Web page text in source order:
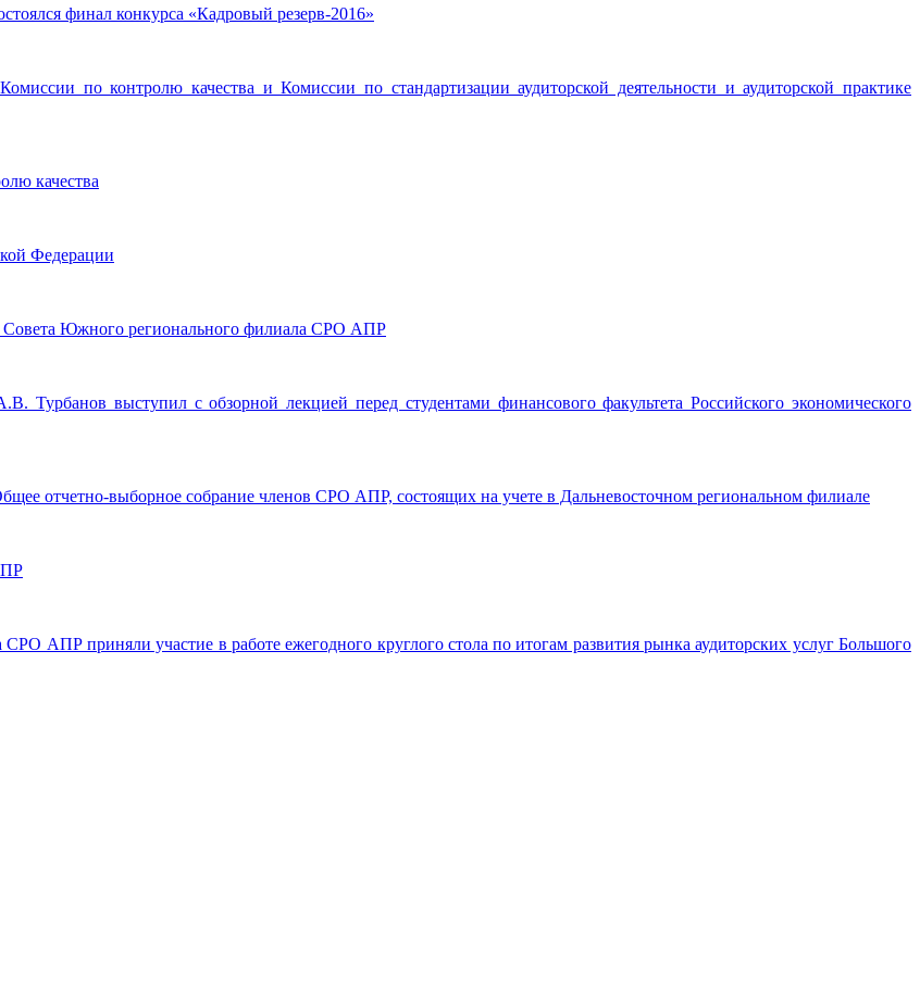
финал конкурса «Кадровый резерв-2016»
по контролю качества и Комиссии по стандартизации аудиторской деятельности и аудиторской практике
качества
Федерации
Совета Южного регионального филиала СРО АПР
выступил с обзорной лекцией перед студентами финансового факультета Российского экономического
отчетно-выборное собрание членов СРО АПР, состоящих на учете в Дальневосточном региональном филиале
СРО АПР приняли участие в работе ежегодного круглого стола по итогам развития рынка аудиторских услуг Большого